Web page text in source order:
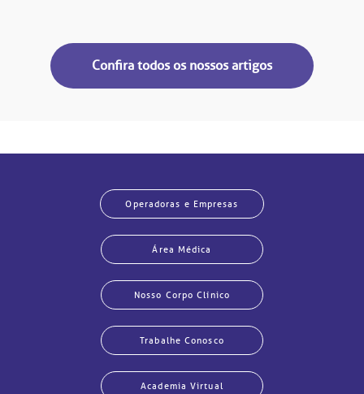
Confira todos os nossos artigos
Operadoras e Empresas
Área Médica
Nosso Corpo Clínico
Trabalhe Conosco
Academia Virtual